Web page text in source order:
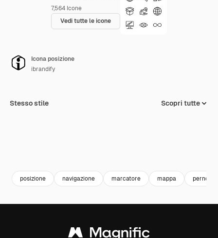
7,564 Icone
Vedi tutte le icone
Icona posizione
ibrandify
Stesso stile Scopri tutte
posizione navigazione marcatore mappa perno